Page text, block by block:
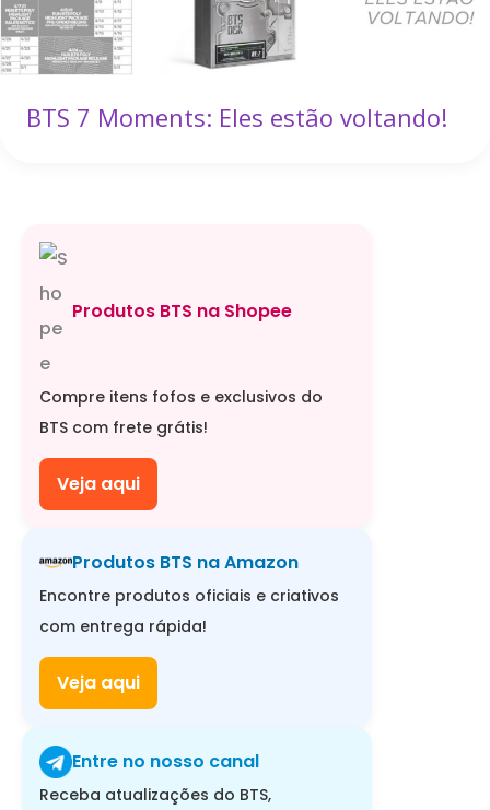
BTS 7 Moments: Eles estão voltando!
Produtos BTS na Shopee
Compre itens fofos e exclusivos do
BTS com frete grátis!
Veja aqui
Produtos BTS na Amazon
Encontre produtos oficiais e criativos
com entrega rápida!
Veja aqui
Entre no nosso canal
Receba atualizações do BTS,